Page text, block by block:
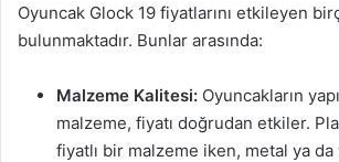
Oyuncak Glock 19 fiyatlarını etkileyen
bulunmaktadır. Bunlar arasında:
Malzeme Kalitesi: Oyuncakların
malzeme, fiyatı doğrudan etkiler.
fiyatlı bir malzeme iken, metal ya